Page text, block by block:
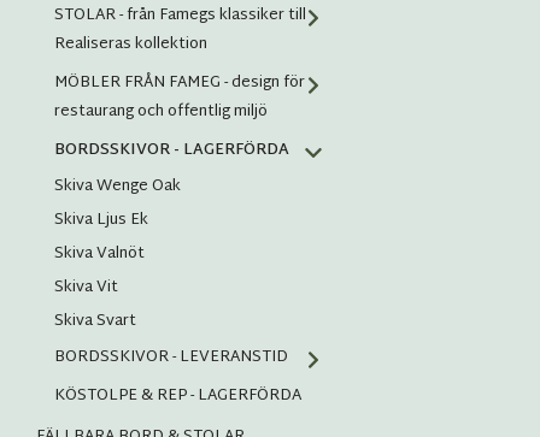
STOLAR - från Famegs klassiker till
Realiseras kollektion
MÖBLER FRÅN FAMEG - design för
restaurang och offentlig miljö
BORDSSKIVOR - LAGERFÖRDA
Skiva Wenge Oak
Skiva Ljus Ek
Skiva Valnöt
Skiva Vit
Skiva Svart
BORDSSKIVOR - LEVERANSTID
KÖSTOLPE & REP - LAGERFÖRDA